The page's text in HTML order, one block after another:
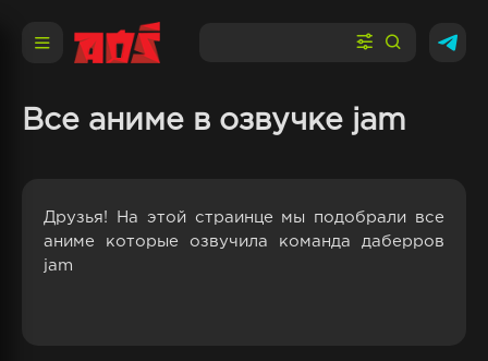
Все аниме в озвучке jam
Друзья! На этой страинце мы подобрали все
аниме которые озвучила команда даберров
jam